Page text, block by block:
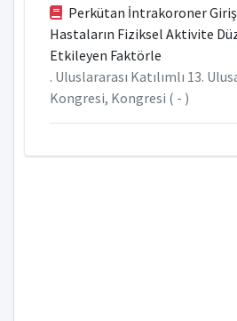
Perkütan İntrakoroner
Hastaların Fiziksel Aktivite
Etkileyen Faktörle
. Uluslararası Katılımlı 13.
Kongresi, Kongresi ( - )